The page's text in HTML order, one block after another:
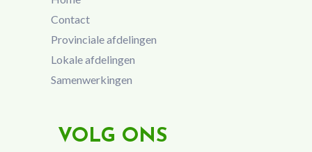
Contact
Provinciale afdelingen
Lokale afdelingen
Samenwerkingen
VOLG ONS